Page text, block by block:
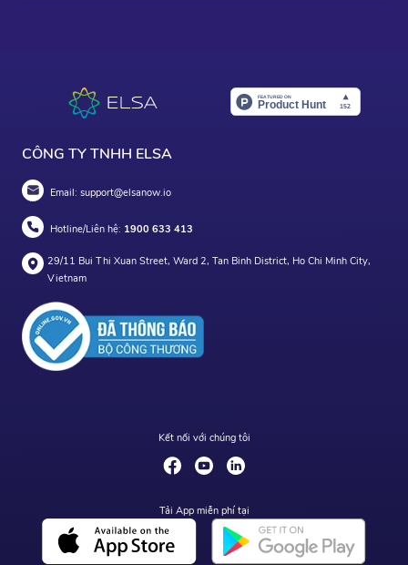
CÔNG TY TNHH ELSA
Email: support@elsanow.io
Hotline/Liên hệ: 1900 633 413
29/11 Bui Thi Xuan Street, Ward 2, Tan Binh District, Ho Chi Minh City,
Vietnam
Kết nối với chúng tôi
Tải App miễn phí tại